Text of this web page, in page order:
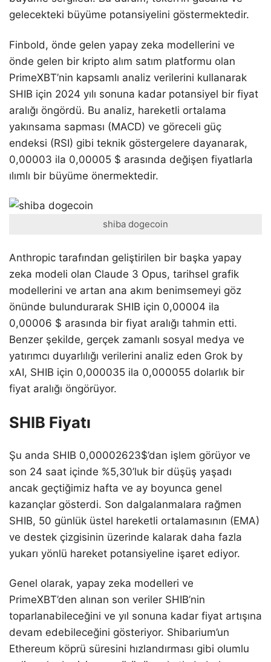
gelecekteki büyüme potansiyelini göstermektedir.
Finbold, önde gelen yapay zeka modellerini ve
önde gelen bir kripto alım satım platformu olan
PrimeXBT’nin kapsamlı analiz verilerini kullanarak
SHIB için 2024 yılı sonuna kadar potansiyel bir fiyat
aralığı öngördü. Bu analiz, hareketli ortalama
yakınsama sapması (MACD) ve göreceli güç
endeksi (RSI) gibi teknik göstergelere dayanarak,
0,00003 ila 0,00005 $ arasında değişen fiyatlarla
ılımlı bir büyüme önermektedir.
shiba dogecoin
Anthropic tarafından geliştirilen bir başka yapay
zeka modeli olan Claude 3 Opus, tarihsel grafik
modellerini ve artan ana akım benimsemeyi göz
önünde bulundurarak SHIB için 0,00004 ila
0,00006 $ arasında bir fiyat aralığı tahmin etti.
Benzer şekilde, gerçek zamanlı sosyal medya ve
yatırımcı duyarlılığı verilerini analiz eden Grok by
xAI, SHIB için 0,000035 ila 0,000055 dolarlık bir
fiyat aralığı öngörüyor.
SHIB Fiyatı
Şu anda SHIB 0,00002623$’dan işlem görüyor ve
son 24 saat içinde %5,30’luk bir düşüş yaşadı
ancak geçtiğimiz hafta ve ay boyunca genel
kazançlar gösterdi. Son dalgalanmalara rağmen
SHIB, 50 günlük üstel hareketli ortalamasının (EMA)
ve destek çizgisinin üzerinde kalarak daha fazla
yukarı yönlü hareket potansiyeline işaret ediyor.
Genel olarak, yapay zeka modelleri ve
PrimeXBT’den alınan son veriler SHIB’nin
toparlanabileceğini ve yıl sonuna kadar fiyat artışına
devam edebileceğini gösteriyor. Shibarium’un
Ethereum köprü süresini hızlandırması gibi olumlu